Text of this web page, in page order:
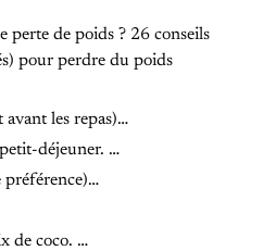
perte de poids ? 26 conseils
pour perdre du poids
avant les repas)…
déjeuner. …
préférence)…
de coco. …